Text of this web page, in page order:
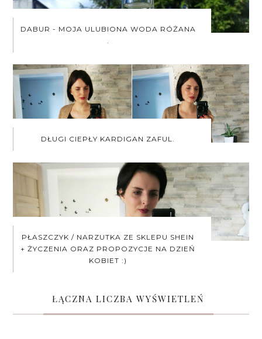
DABUR - MOJA ULUBIONA WODA RÓŻANA
DŁUGI CIEPŁY KARDIGAN ZAFUL.
PŁASZCZYK / NARZUTKA ZE SKLEPU SHEIN
+ ŻYCZENIA ORAZ PROPOZYCJE NA DZIEŃ
KOBIET :)
ŁĄCZNA LICZBA WYŚWIETLEŃ